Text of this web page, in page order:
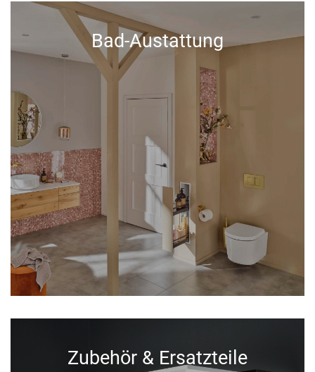
Bad-Austattung
Zubehör & Ersatzteile